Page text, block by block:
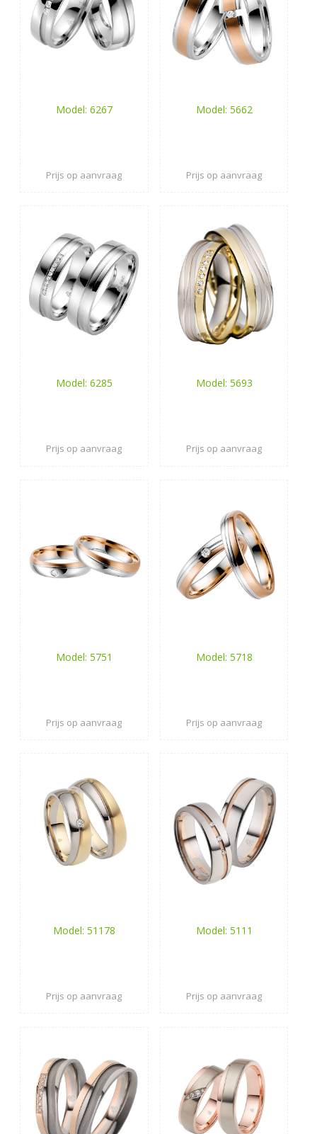
Model: 6267
Prijs op aanvraag
Model: 5662
Prijs op aanvraag
Model: 6285
Prijs op aanvraag
Model: 5693
Prijs op aanvraag
Model: 5751
Prijs op aanvraag
Model: 5718
Prijs op aanvraag
Model: 51178
Prijs op aanvraag
Model: 5111
Prijs op aanvraag